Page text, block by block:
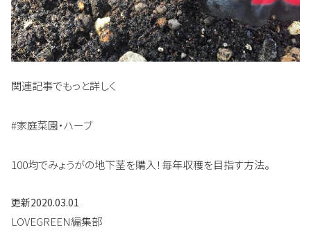
関連記事でもっと詳しく
#家庭菜園・ハーブ
100均でみょうがの地下茎を購入！毎年収穫を目指す方法。
更新2020.03.01
LOVEGREEN編集部